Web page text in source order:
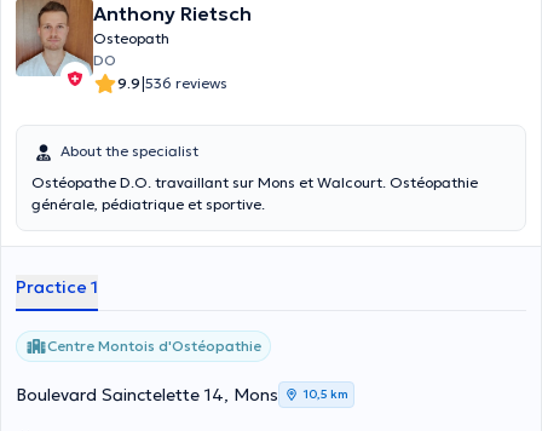
Anthony Rietsch
Osteopath
DO
9.9|536 reviews
About the specialist
Ostéopathe D.O. travaillant sur Mons et Walcourt. Ostéopathie
générale, pédiatrique et sportive.
Practice 1
Centre Μontois d'Ostéopathie
Boulevard Sainctelette 14, Mons 10,5 km